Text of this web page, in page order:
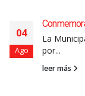
04
Ago
La
por...
leer más